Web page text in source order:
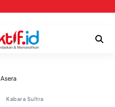
Asera
Kabara Sultra